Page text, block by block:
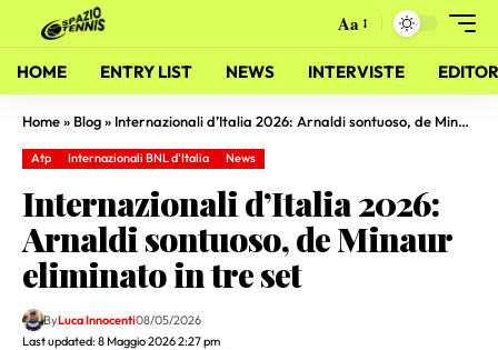
Aa
HOME ENTRY LIST NEWS INTERVISTE
Home» Blog» Internazionali d’Italia 2026: Arnaldi sontuoso, de Minaur eliminato in tre set
Atp Internazionali BNL d'Italia News
Internazionali d’Italia 2026:
Arnaldi sontuoso, de Minaur
eliminato in tre set
Last updated: 8 Maggio 2026 2:27 pm
ByLuca Innocenti08/05/2026